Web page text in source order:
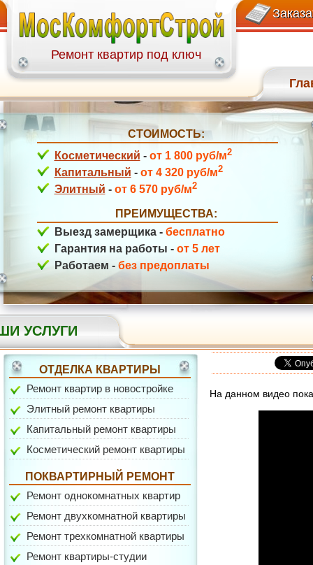
Ремонт квартир под ключ
+7(499)113-27-58
СТОИМОСТЬ:
Косметический - от 1 800 руб/м2
Капитальный - от 4 320 руб/м2
Элитный - от 6 570 руб/м2
ПРЕИМУЩЕСТВА:
Выезд замерщика - бесплатно
Гарантия на работы - от 5 лет
Работаем - без предоплаты
УСЛУГИ
ОТДЕЛКА КВАРТИРЫ
Ремонт квартир в новостройке
Элитный ремонт квартиры
Капитальный ремонт квартиры
Косметический ремонт квартиры
ПОКВАРТИРНЫЙ РЕМОНТ
Ремонт однокомнатных квартир
Ремонт двухкомнатной квартиры
Ремонт трехкомнатной квартиры
Ремонт квартиры-студии
ул. Давыдковская
ул. Гарибальди
ул. Медиков
ул. Белореченская
На данном видео